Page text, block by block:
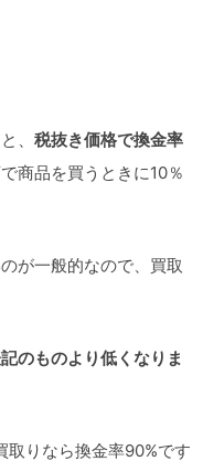
、 税抜き価格で換金率
商品を買うときに10％
が一般的なので、買取
のものより低くなりま
りなら換金率90%です